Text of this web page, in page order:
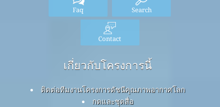
Faq Search
Contact
เกี่ยวกับโครงการนี้
ติดต่อทีมงานโครงการดัชนีคุณภาพอากาศโลก
กดและชุดสื่อ